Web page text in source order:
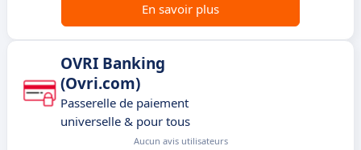
En savoir plus
OVRI Banking
(Ovri.com)
Passerelle de paiement
universelle & pour tous
Aucun avis utilisateurs